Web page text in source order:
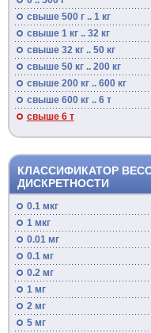
свыше 500 г .. 1 кг
свыше 1 кг .. 32 кг
свыше 32 кг .. 50 кг
свыше 50 кг .. 200 кг
свыше 200 кг .. 600 кг
свыше 600 кг .. 6 т
свыше 6 т
КЛАССИФИКАТОР
ДИСКРЕТНОСТИ
0.1 мкг
1 мкг
0.01 мг
0.1 мг
0.2 мг
1 мг
2 мг
5 мг